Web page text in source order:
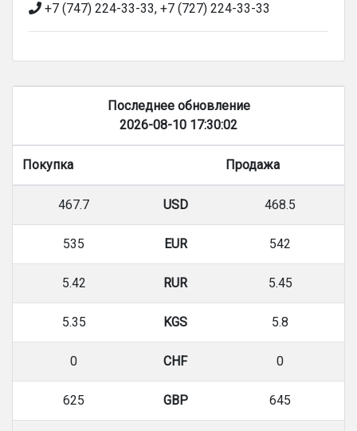
+7 (747) 224-33-33, +7 (727) 224-33-33
Последнее обновление
2026-08-10 17:30:02
Покупка Продажа
467.7 USD 468.5
535 EUR 542
5.42 RUR 5.45
5.35 KGS 5.8
0 CHF 0
625 GBP 645